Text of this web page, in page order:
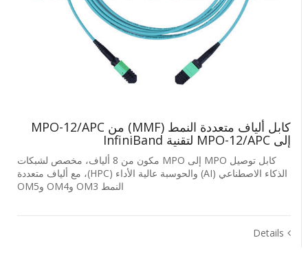
كابل ألياف متعددة النمط (MMF) من MPO-12/APC
إلى MPO-12/APC لتقنية InfiniBand
كابل توصيل MPO إلى MPO مكون من 8 ألياف، مخصص لشبكات
الذكاء الاصطناعي (AI) والحوسبة عالية الأداء (HPC)، مع ألياف متعددة
النمط OM3 وOM4 وOM5
Details